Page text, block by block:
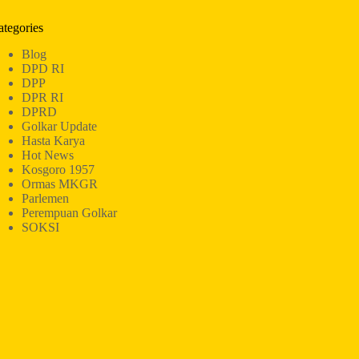
Blog
DPD RI
DPP
DPR RI
DPRD
Golkar Update
Hasta Karya
Hot News
Kosgoro 1957
Ormas MKGR
Parlemen
Perempuan Golkar
SOKSI